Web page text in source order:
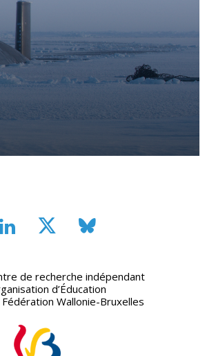
de recherche indépendant
d’Éducation
Wallonie-Bruxelles